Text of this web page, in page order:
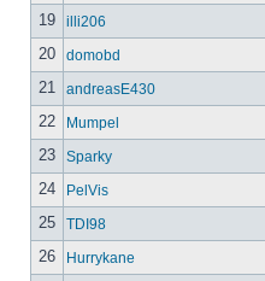
19
illi206
20
domobd
21
andreasE430
22
Mumpel
23
Sparky
24
PelVis
25
TDI98
26
Hurrykane